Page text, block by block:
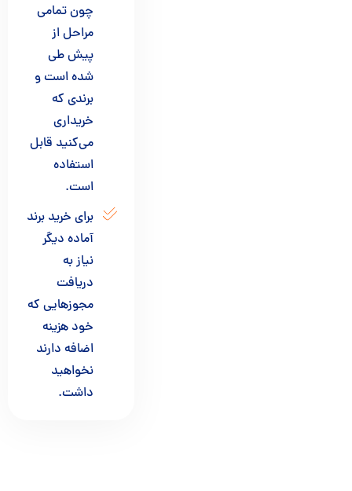
چون تمامی
مراحل از
پیش طی
شده است و
برندی که
خریداری
می‌کنید قابل
استفاده
است.
برای خرید برند
آماده دیگر
نیاز به
دریافت
مجوز‌هایی که
خود هزینه
اضافه دارند
نخواهید
داشت.